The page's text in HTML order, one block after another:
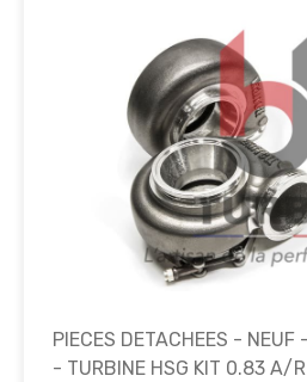
PIECES DETACHEES - NEUF
- TURBINE HSG KIT 0.83 A/